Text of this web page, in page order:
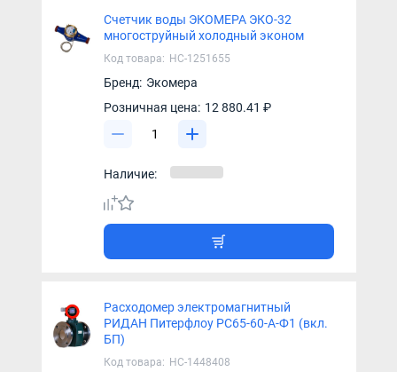
Счетчик воды ЭКОМЕРА ЭКО-32
многоструйный холодный эконом
Код товара: НС-1251655
Бренд: Экомера
Розничная цена: 12 880.41 ₽
Наличие:
Расходомер электромагнитный
РИДАН Питерфлоу РС65-60-А-Ф1 (вкл.
БП)
Код товара: НС-1448408